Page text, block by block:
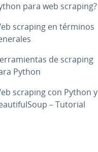
para web scraping?
scraping en términos
de scraping
Python
scraping con Python y
– Tutorial